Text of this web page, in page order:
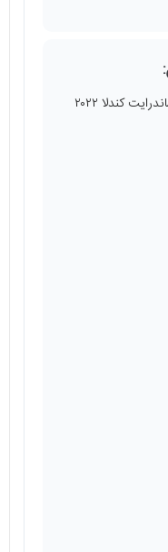
کندلا ۲۰۲۲